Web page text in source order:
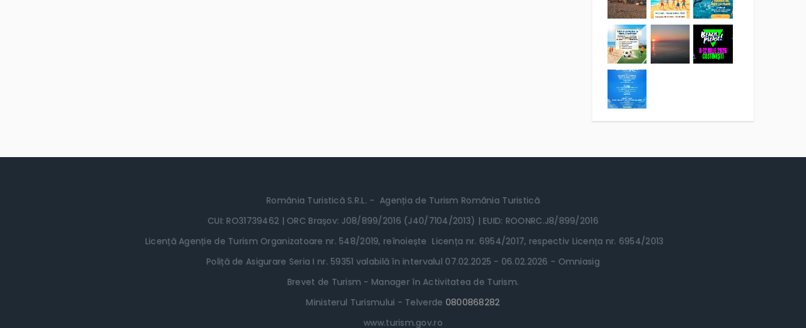
România Turistică S.R.L. - Agenția de Turism România Turistică
CUI: RO31739462 | ORC Brașov: J08/899/2016 (J40/7104/2013) | EUID: ROONRC.J8/899/2016
Licență Agenție de Turism Organizatoare nr. 548/2019, reînoiește Licența nr. 6954/2017, respectiv Licența nr. 6954/2013
Poliță de Asigurare Seria I nr. 59351 valabilă în intervalul 07.02.2025 - 06.02.2026 - Omniasig
Brevet de Turism - Manager în Activitatea de Turism.
Ministerul Turismului - Telverde 0800868282
www.turism.gov.ro